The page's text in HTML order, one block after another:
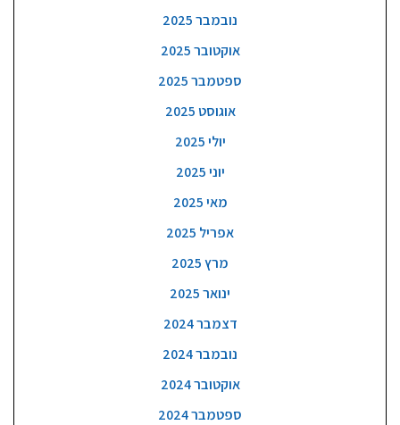
נובמבר 2025
אוקטובר 2025
ספטמבר 2025
אוגוסט 2025
יולי 2025
יוני 2025
מאי 2025
אפריל 2025
מרץ 2025
ינואר 2025
דצמבר 2024
נובמבר 2024
אוקטובר 2024
ספטמבר 2024